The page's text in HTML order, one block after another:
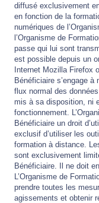
diffusé exclusivement
en fonction de la
numériques de
l’Organisme de
passe qui lui sont
est possible depuis un
Internet Mozilla Firefox
Bénéficiaire s’engage à
flux normal des
mis à sa disposition, ni
fonctionnement.
Bénéficiaire un droit
exclusif d’utiliser les
formation à distance.
sont exclusivement
Bénéficiaire. Il ne doit
L’Organisme de
prendre toutes les
agissements et obtenir